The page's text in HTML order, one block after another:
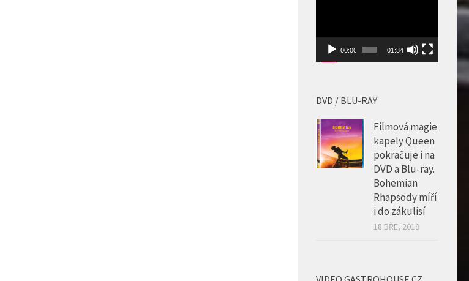
DVD / BLU-RAY
kapely Queen
DVD a Blu-ray.
Bohemian
Rhapsody míří
i do zákulisí
18 BŘE, 2019
přehrávač